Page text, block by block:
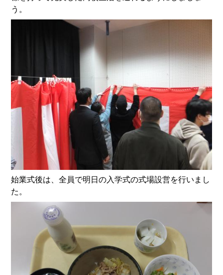
う。
始業式後は、全員で明日の入学式の式場設営を行いまし
た。